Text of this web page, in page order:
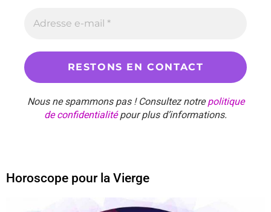
Nous ne spammons pas ! Consultez notrepolitique
de confidentialitépour plus d’informations.
Horoscope pour la Vierge